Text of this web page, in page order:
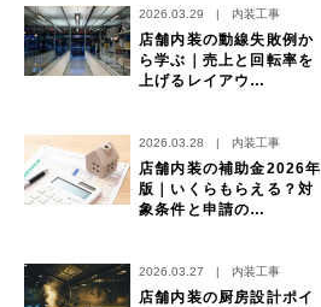
2026.03.29 | 内装工事
店舗内装の動線失敗例か
ら学ぶ｜売上と回転率を
上げるレイアウ…
2026.03.28 | 内装工事
店舗内装の補助金2026年
版｜いくらもらえる？対
象条件と申請の…
2026.03.27 | 内装工事
店舗内装の厨房設計ポイ